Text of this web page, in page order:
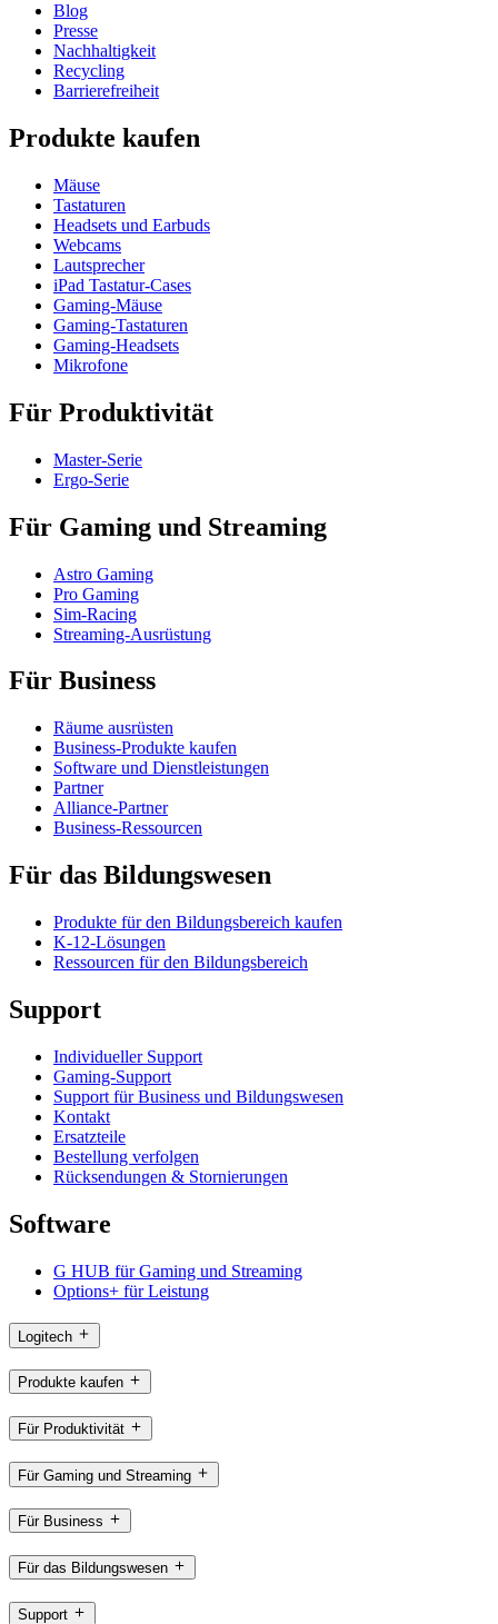
Blog
Presse
Nachhaltigkeit
Recycling
Barrierefreiheit
Produkte kaufen
Mäuse
Tastaturen
Headsets und Earbuds
Webcams
Lautsprecher
iPad Tastatur-Cases
Gaming-Mäuse
Gaming-Tastaturen
Gaming-Headsets
Mikrofone
Für Produktivität
Master-Serie
Ergo-Serie
Für Gaming und Streaming
Astro Gaming
Pro Gaming
Sim-Racing
Streaming-Ausrüstung
Für Business
Räume ausrüsten
Business-Produkte kaufen
Software und Dienstleistungen
Partner
Alliance-Partner
Business-Ressourcen
Für das Bildungswesen
Produkte für den Bildungsbereich kaufen
K-12-Lösungen
Ressourcen für den Bildungsbereich
Support
Individueller Support
Gaming-Support
Support für Business und Bildungswesen
Kontakt
Ersatzteile
Bestellung verfolgen
Rücksendungen & Stornierungen
Software
G HUB für Gaming und Streaming
Options+ für Leistung
Logitech
Produkte kaufen
Für Produktivität
Für Gaming und Streaming
Für Business
Für das Bildungswesen
Support